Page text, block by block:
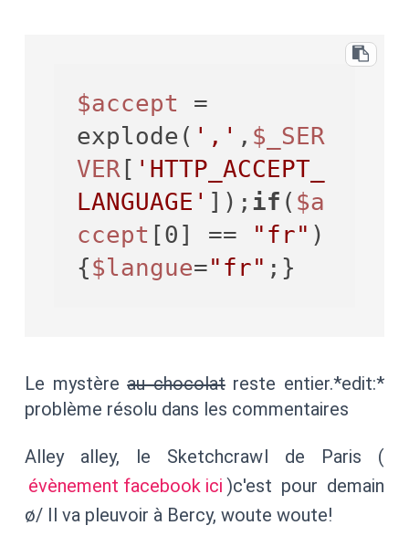
$accept
=
explode( ',' , $_SER
VER [ 'HTTP_ACCEPT_
LANGUAGE' ]); if ( $a
ccept [0] == "fr" )
{$langue="fr"
Le mystèreau chocolatreste entier.*edit:*
problème résolu dans les commentaires
Alley alley, le Sketchcrawl de Paris (
évènement facebook ici )c'est pour demain
ø/ Il va pleuvoir à Bercy, woute woute!